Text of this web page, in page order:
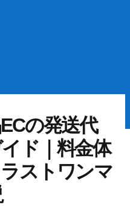
の発送代
ド｜料金体
ストワンマ